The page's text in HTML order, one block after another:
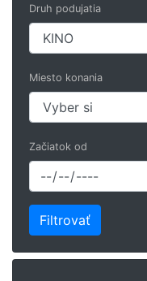
Druh podujatia
Miesto konania
Začiatok od